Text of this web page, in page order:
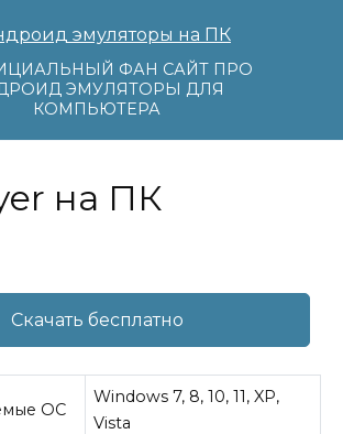
ФАН САЙТ ПРО
ЭМУЛЯТОРЫ ДЛЯ
КОМПЬЮТЕРА
на ПК
Скачать бесплатно
ОС
Windows 7, 8, 10, 11, XP,
Vista